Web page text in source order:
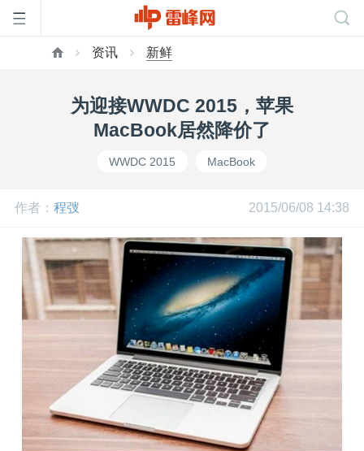
网
公
课
资讯 新鲜
为迎接WWDC 2015，苹果
MacBook居然降价了
WWDC 2015 MacBook
作者： 程弢 2015/06/08 14:38